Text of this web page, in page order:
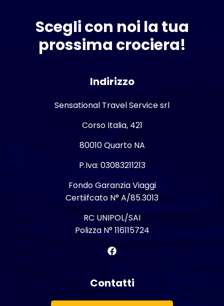
Scegli con noi la tua
prossima crociera!
Indirizzo
Sensational Travel Service srl
Corso Italia, 421
80010 Quarto NA
P.Iva: 03083211213
Fondo Garanzia Viaggi
Certiifcato N° A/85.3013
RC UNIPOL/SAI
Polizza N° 116115724
Contatti